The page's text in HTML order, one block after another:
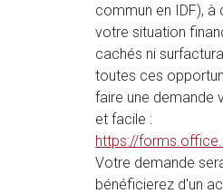
commun en IDF),
votre situation
cachés ni
toutes ces
faire une demande
et facile :
https://
Votre demande
bénéficierez d'un